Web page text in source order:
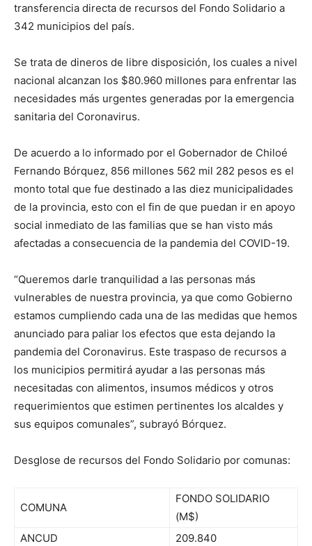
transferencia directa de recursos del Fondo Solidario a
342 municipios del país.
Se trata de dineros de libre disposición, los cuales a nivel
nacional alcanzan los $80.960 millones para enfrentar las
necesidades más urgentes generadas por la emergencia
sanitaria del Coronavirus.
De acuerdo a lo informado por el Gobernador de Chiloé
Fernando Bórquez, 856 millones 562 mil 282 pesos es el
monto total que fue destinado a las diez municipalidades
de la provincia, esto con el fin de que puedan ir en apoyo
social inmediato de las familias que se han visto más
afectadas a consecuencia de la pandemia del COVID-19.
“Queremos darle tranquilidad a las personas más
vulnerables de nuestra provincia, ya que como Gobierno
estamos cumpliendo cada una de las medidas que hemos
anunciado para paliar los efectos que esta dejando la
pandemia del Coronavirus. Este traspaso de recursos a
los municipios permitirá ayudar a las personas más
necesitadas con alimentos, insumos médicos y otros
requerimientos que estimen pertinentes los alcaldes y
sus equipos comunales”, subrayó Bórquez.
Desglose de recursos del Fondo Solidario por comunas:
COMUNA
FONDO SOLIDARIO
(M$)
ANCUD
209.840